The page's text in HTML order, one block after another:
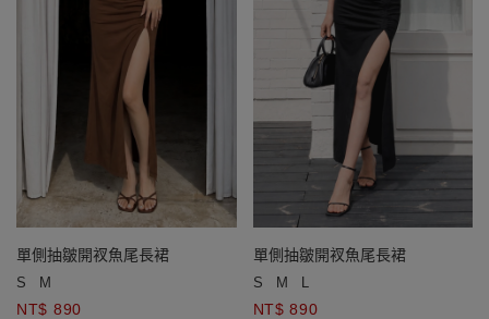
單側抽皺開衩魚尾長裙
S M
NT$ 890
單側抽皺開衩魚尾長裙
S M L
NT$ 890